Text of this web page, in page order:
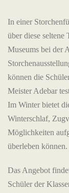
In einer
über diese seltene
Museums bei der
können die
Meister Adebar
Im Winter bietet
Winterschlaf,
Möglichkeiten
überleben können.
Das Angebot
Schüler der